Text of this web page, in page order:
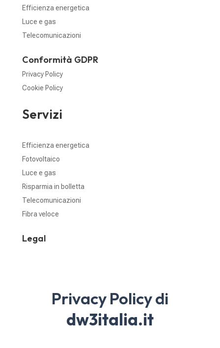
Efficienza energetica
Luce e gas
Telecomunicazioni
Conformità GDPR
Privacy Policy
Cookie Policy
Servizi
Efficienza energetica
Fotovoltaico
Luce e gas
Risparmia in bolletta
Telecomunicazioni
Fibra veloce
Legal
Privacy Policy di
dw3italia.it